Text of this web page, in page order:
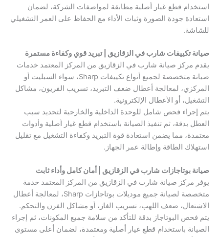
استخدام قطع غيار أصلية مطابقة لمواصفات الشركة، لضمان
استعادة جودة الصورة وثبات الأداء مع الحفاظ على العمر التشغيلي
للشاشة.
صيانة تكييفات شارب في الزقازيق | تبريد قوي وكفاءة مستمرة
يقدم مركز صيانة شارب في الزقازيق من المركز المعتمد خدمات
صيانة متخصصة لجميع أنواع تكييفات Sharp، سواء السبليت أو
المركزي، لمعالجة أعطال ضعف التبريد، تسريب الفريون، مشاكل
التشغيل، أو الأعطال الإلكترونية.
يتم إجراء فحص شامل للوحدة الداخلية والخارجية لتحديد سبب
العطل بدقة، ثم تنفيذ الصيانة باستخدام قطع غيار أصلية وأدوات
معتمدة، مما يضمن استعادة قوة التبريد وكفاءة التشغيل مع تقليل
استهلاك الطاقة وإطالة عمر الجهاز.
صيانة بوتاجازات شارب في الزقازيق | أمان كامل وأداء ثابت
يوفر مركز صيانة شارب في الزقازيق من المركز المعتمد خدمة
متخصصة لصيانة جميع موديلات بوتاجازات Sharp، لمعالجة أعطال
الاشتعال، ضعف اللهب، تسريب الغاز، أو مشاكل الفرن والتحكم.
يتم فحص البوتاجاز بدقة للتأكد من سلامة جميع المكونات، ثم إجراء
الصيانة باستخدام قطع غيار أصلية ومعتمدة، لضمان أعلى مستوى